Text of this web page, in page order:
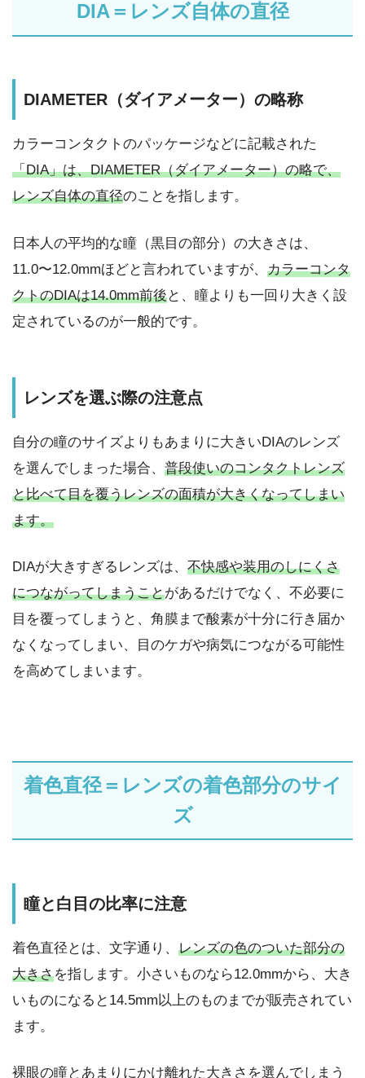
DIA＝レンズ自体の直径
DIAMETER（ダイアメーター）の略称
カラーコンタクトのパッケージなどに記載された
「DIA」は、DIAMETER（ダイアメーター）の略で、
レンズ自体の直径のことを指します。
日本人の平均的な瞳（黒目の部分）の大きさは、
11.0〜12.0mmほどと言われていますが、 カラーコンタ
クトのDIAは14.0mm前後と、瞳よりも一回り大きく設
定されているのが一般的です。
レンズを選ぶ際の注意点
自分の瞳のサイズよりもあまりに大きいDIAのレンズ
を選んでしまった場合、 普段使いのコンタクトレンズ
と比べて目を覆うレンズの面積が大きくなってしまい
ます。
DIAが大きすぎるレンズは、 不快感や装用のしにくさ
につながってしまうことがあるだけでなく、不必要に
目を覆ってしまうと、角膜まで酸素が十分に行き届か
なくなってしまい、目のケガや病気につながる可能性
を高めてしまいます。
着色直径＝レンズの着色部分のサイ
ズ
瞳と白目の比率に注意
着色直径とは、文字通り、 レンズの色のついた部分の
大きさを指します。小さいものなら12.0mmから、大き
いものになると14.5mm以上のものまでが販売されてい
ます。
裸眼の瞳とあまりにかけ離れた大きさを選んでしまう